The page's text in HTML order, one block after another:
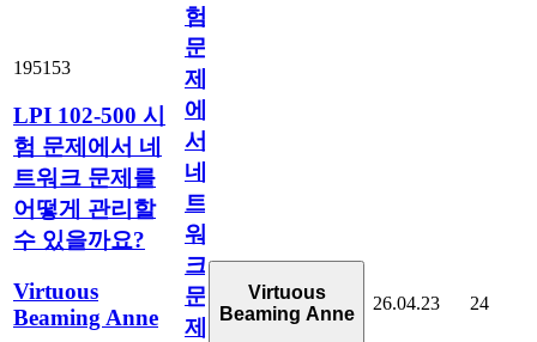
195153
LPI 102-500 시
험 문제에서 네
트워크 문제를
어떻게 관리할
수 있을까요?
Virtuous
Beaming Anne
험
문
제
에
서
네
트
워
크
문
제
Virtuous
Beaming Anne
26.04.23 24